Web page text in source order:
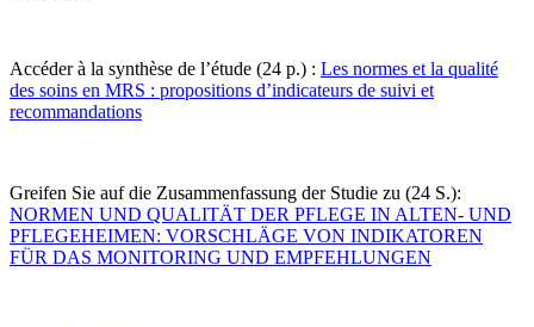
Accéder à la synthèse de l’étude (24 p.) : Les normes et la qualité
des soins en MRS : propositions d’indicateurs de suivi et
recommandations
Greifen Sie auf die Zusammenfassung der Studie zu (24 S.):
NORMEN UND QUALITÄT DER PFLEGE IN ALTEN- UND
PFLEGEHEIMEN: VORSCHLÄGE VON INDIKATOREN
FÜR DAS MONITORING UND EMPFEHLUNGEN